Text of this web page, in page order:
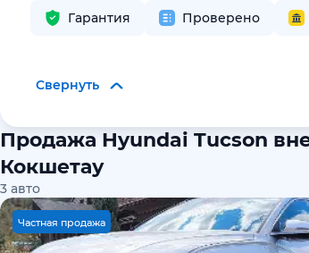
Гарантия Проверено
Свернуть
Продажа Hyundai Tucson
Кокшетау
3 авто
Частная продажа